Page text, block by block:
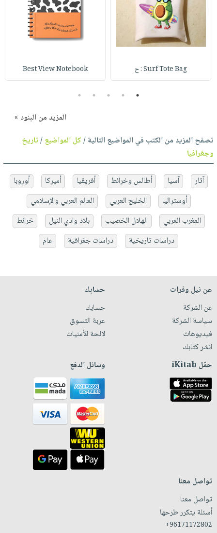
Surf Tote Bag : ح Best View Notebook
1
2
3
4
5
المزيد من البنود »
تصفح المزيد من الكتب في المواضيع التالية /كل المواضيع/تاريخ
وجغرافيا
آثار آسيا أطالس وخرائط أفريقيا أميركا
أوروبا
أوستراليا
الخليج العربي
العالم العربي والإسلامي
المغرب العربي
الهلال الخصيب بلاد وادي النيل
خرائط
دراسات تاريخية
دراسات جغرافية عام
عن نيل وفرات
عن الشركة
سياسة الشركة
فيديوهات
انشر كتابك
حسابك
حسابك
عربة التسوق
لائحة الأمنيات
حمّل iKitab وسائل الدفع
تواصل معنا
تواصل معنا
أسئلة يتكرر طرحها
+96171172802